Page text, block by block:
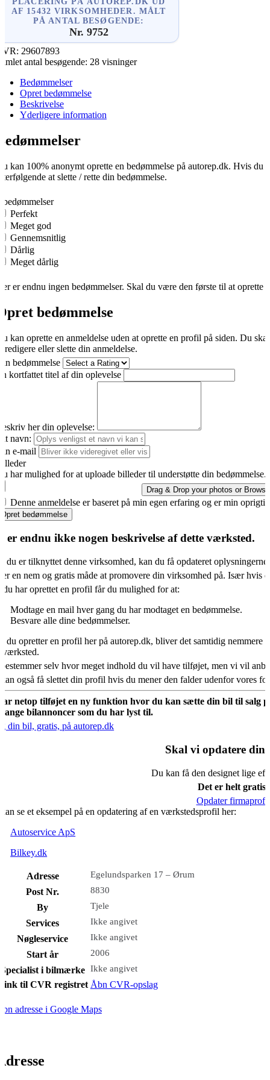
AF 15432 VIRKSOMHEDER. MÅLT
PÅ ANTAL BESØGENDE:
Nr. 9752
29607893
antal besøgende: 28 visninger
Bedømmelser
Opret bedømmelse
Beskrivelse
Yderligere information
kan 100% anonymt oprette en bedømmelse på autorep.dk. Hvis
at slette / rette din bedømmelse.
bedømmelser
Perfekt
Meget god
Gennemsnitlig
Dårlig
Meget dårlig
er endnu ingen bedømmelser. Skal du være den første til at oprette
bedømmelse
kan oprette en anmeldelse uden at oprette en profil på siden. Du
redigere eller slette din anmeldelse.
bedømmelse
kortfattet titel af din oplevelse
her din oplevelse:
navn:
e-mail
har mulighed for at uploade billeder til understøtte din bedømmelse.
Drag & Drop your photos or Browse
Denne anmeldelse er baseret på min egen erfaring og er min
Opret bedømmelse
er endnu ikke nogen beskrivelse af dette værksted.
du er tilknyttet denne virksomhed, kan du få opdateret oplysningerne.
er en nem og gratis måde at promovere din virksomhed på. Især hvis
du har oprettet en profil får du mulighed for at:
Modtage en mail hver gang du har modtaget en bedømmelse.
Besvare alle dine bedømmelser.
du opretter en profil her på autorep.dk, bliver det samtidig nemmere
selv hvor meget indhold du vil have tilføjet, men vi vil
også få slettet din profil hvis du mener den falder udenfor vores
netop tilføjet en ny funktion hvor du kan sætte din bil til salg
bilannoncer som du har lyst til.
din bil, gratis, på autorep.dk
Skal vi opdatere din
Du kan få den designet lige
Det er helt gratis.
Opdater firmaprofil
se et eksempel på en opdatering af en værkstedsprofil her:
Autoservice ApS
Bilkey.dk
Adresse Egelundsparken 17 – Ørum
Post Nr. 8830
By Tjele
Services Ikke angivet
Nøgleservice Ikke angivet
Start år 2006
Specialist i bilmærke Ikke angivet
til CVR registret Åbn CVR-opslag
adresse i Google Maps